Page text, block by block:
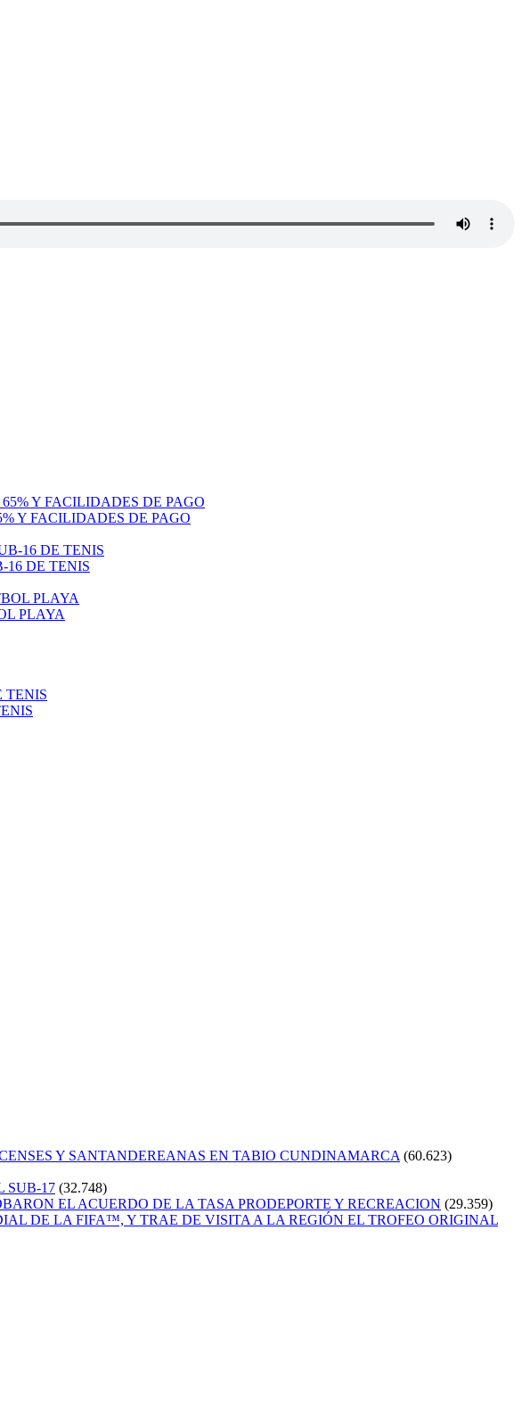
Y FACILIDADES DE PAGO
16 DE TENIS
PLAYA
Y SANTANDEREANAS EN TABIO CUNDINAMARCA (60.623)
SUB-17 (32.748)
EL ACUERDO DE LA TASA PRODEPORTE Y RECREACION (29.359)
DE LA FIFA™, Y TRAE DE VISITA A LA REGIÓN EL TROFEO ORIGINAL